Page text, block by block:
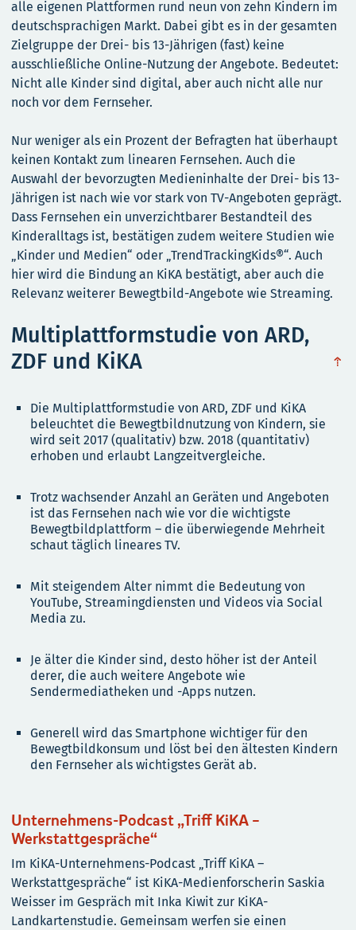
alle eigenen Plattformen rund neun von zehn Kindern im
deutschsprachigen Markt. Dabei gibt es in der gesamten
Zielgruppe der Drei- bis 13-Jährigen (fast) keine
ausschließliche Online-Nutzung der Angebote. Bedeutet:
Nicht alle Kinder sind digital, aber auch nicht alle nur
noch vor dem Fernseher.
Nur weniger als ein Prozent der Befragten hat überhaupt
keinen Kontakt zum linearen Fernsehen. Auch die
Auswahl der bevorzugten Medieninhalte der Drei- bis 13-
Jährigen ist nach wie vor stark von TV-Angeboten geprägt.
Dass Fernsehen ein unverzichtbarer Bestandteil des
Kinderalltags ist, bestätigen zudem weitere Studien wie
„Kinder und Medien“ oder „TrendTrackingKids®“. Auch
hier wird die Bindung an KiKA bestätigt, aber auch die
Relevanz weiterer Bewegtbild-Angebote wie Streaming.
Multiplattformstudie von ARD,
ZDF und KiKA
Die Multiplattformstudie von ARD, ZDF und KiKA
beleuchtet die Bewegtbildnutzung von Kindern, sie
wird seit 2017 (qualitativ) bzw. 2018 (quantitativ)
erhoben und erlaubt Langzeitvergleiche.
Trotz wachsender Anzahl an Geräten und Angeboten
ist das Fernsehen nach wie vor die wichtigste
Bewegtbildplattform – die überwiegende Mehrheit
schaut täglich lineares TV.
Mit steigendem Alter nimmt die Bedeutung von
YouTube, Streamingdiensten und Videos via Social
Media zu.
Je älter die Kinder sind, desto höher ist der Anteil
derer, die auch weitere Angebote wie
Sendermediatheken und -Apps nutzen.
Generell wird das Smartphone wichtiger für den
Bewegtbildkonsum und löst bei den ältesten Kindern
den Fernseher als wichtigstes Gerät ab.
Unternehmens-Podcast „Triff KiKA –
Werkstattgespräche“
Im KiKA-Unternehmens-Podcast „Triff KiKA –
Werkstattgespräche“ ist KiKA-Medienforscherin Saskia
Weisser im Gespräch mit Inka Kiwit zur KiKA-
Landkartenstudie. Gemeinsam werfen sie einen